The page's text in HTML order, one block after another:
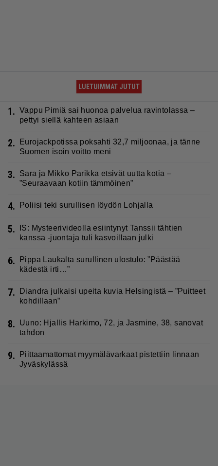
LUETUIMMAT JUTUT
1. Vappu Pimiä sai huonoa palvelua ravintolassa –
pettyi siellä kahteen asiaan
2.
Eurojackpotissa poksahti 32,7 miljoonaa, ja tänne
Suomen isoin voitto meni
3.
Sara ja Mikko Parikka etsivät uutta kotia –
”Seuraavaan kotiin tämmöinen”
4. Poliisi teki surullisen löydön Lohjalla
5.
IS: Mysteerivideolla esiintynyt Tanssii tähtien
kanssa -juontaja tuli kasvoillaan julki
6.
Pippa Laukalta surullinen ulostulo: ”Päästää
kädestä irti…”
7.
Diandra julkaisi upeita kuvia Helsingistä – ”Puitteet
kohdillaan”
8.
Uuno: Hjallis Harkimo, 72, ja Jasmine, 38, sanovat
tahdon
9.
Piittaamattomat myymälävarkaat pistettiin linnaan
Jyväskylässä